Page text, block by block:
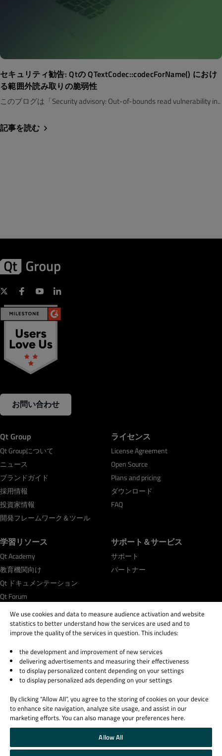
セキュリティ勧告: Qtの QTextCodec::codecForName() におけ
る範囲外読み取りの脆弱性
このブログは「Security advisory: Out-of-bounds read vulnerability in..
記事を読む
お問い合わせ
Qt Group
Qt Groupについて
ニュース
ブランドガイド
採用情報
投資家情報
開発フレームワーク＆ツール
ライセンス
License Agreement
Open Source
Plans and pricing
ダウンロード
FAQ
学習リソース
Qt Academy
教育機関向け
Qt ドキュメンテーション
Qt Forum
サポート＆サービス
サポート
パートナー
© 2026 The Qt Company
Legal Notice
Privacy and Cookie Policy
Trust Center
Cookie Settings
Email Preferences
Qt Group includes The Qt Company Oy and its global subsidiaries and affiliates.
We use cookies and data to measure audience activation and website
statistics to better understand how the services are used and to
improve the quality of the services in question. This includes:
the development and improvement of new services
delivering advertisements and measuring their effectiveness
to display personalized content depending on your settings
to display personalized ads depending on your settings
By clicking “Allow All”, you agree to the storing of cookies on your device
to enhance site navigation, analyze site usage, and assist in our
marketing efforts. You can also manage your preferences here.
Allow All